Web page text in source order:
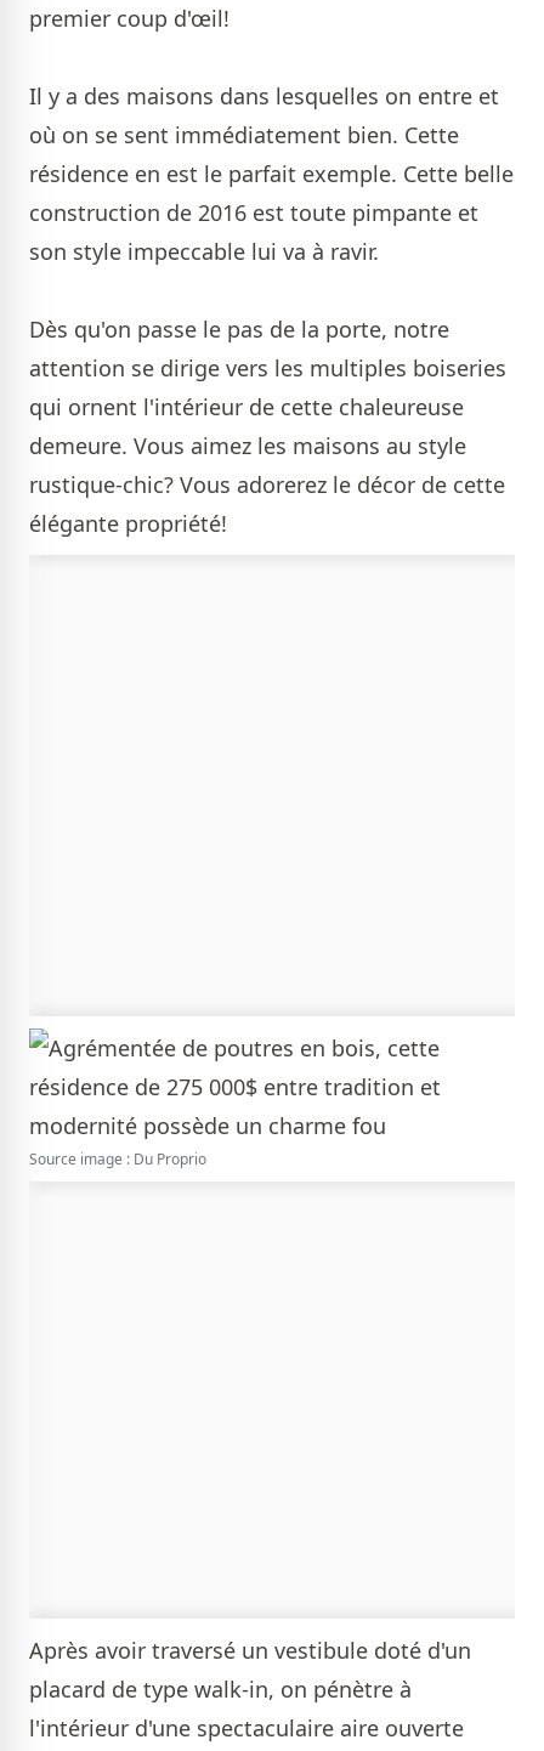
premier coup d'œil!
Il y a des maisons dans lesquelles on entre et
où on se sent immédiatement bien. Cette
résidence en est le parfait exemple. Cette belle
construction de 2016 est toute pimpante et
son style impeccable lui va à ravir.
Dès qu'on passe le pas de la porte, notre
attention se dirige vers les multiples boiseries
qui ornent l'intérieur de cette chaleureuse
demeure. Vous aimez les maisons au style
rustique-chic? Vous adorerez le décor de cette
élégante propriété!
Source image : Du Proprio
Après avoir traversé un vestibule doté d'un
placard de type walk-in, on pénètre à
l'intérieur d'une spectaculaire aire ouverte